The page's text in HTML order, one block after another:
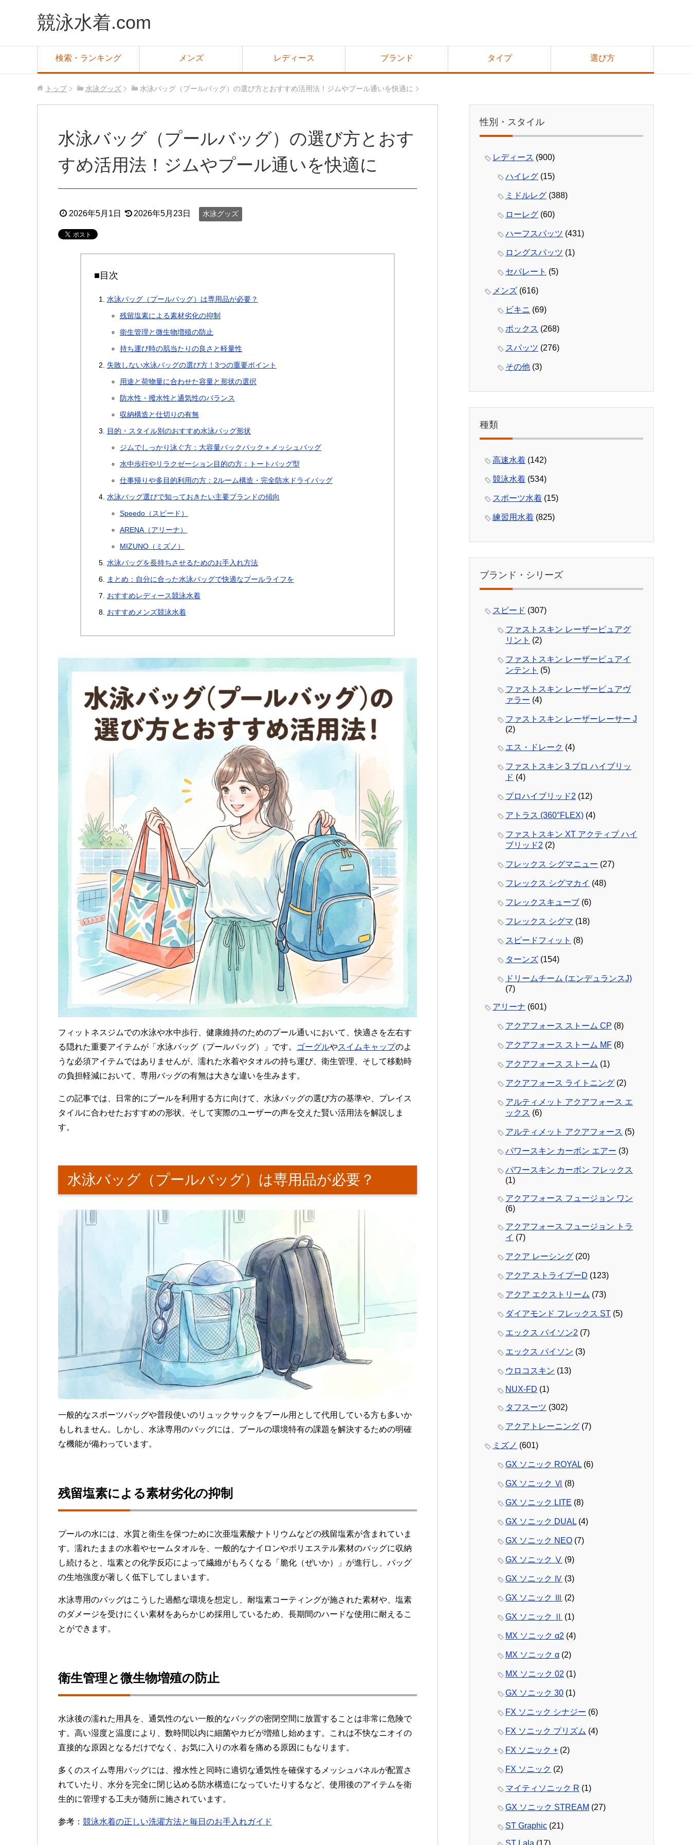
競泳水着.com
検索・ランキング メンズ レディース ブランド タイプ 選び方
トップ 水泳グッズ 水泳バッグ（プールバッグ）の選び方とおすすめ活用法！ジムやプール通いを快適に
水泳バッグ（プールバッグ）の選び方とおす
すめ活用法！ジムやプール通いを快適に
2026年5月1日 2026年5月23日 水泳グッズ
■目次
水泳バッグ（プールバッグ）は専用品が必要？
残留塩素による素材劣化の抑制
衛生管理と微生物増殖の防止
持ち運び時の肌当たりの良さと軽量性
失敗しない水泳バッグの選び方！3つの重要ポイント
用途と荷物量に合わせた容量と形状の選択
防水性・撥水性と通気性のバランス
収納構造と仕切りの有無
目的・スタイル別のおすすめ水泳バッグ形状
ジムでしっかり泳ぐ方：大容量バックパック＋メッシュバッグ
水中歩行やリラクゼーション目的の方：トートバッグ型
仕事帰りや多目的利用の方：2ルーム構造・完全防水ドライバッグ
水泳バッグ選びで知っておきたい主要ブランドの傾向
Speedo（スピード）
ARENA（アリーナ）
MIZUNO（ミズノ）
水泳バッグを長持ちさせるためのお手入れ方法
まとめ：自分に合った水泳バッグで快適なプールライフを
おすすめレディース競泳水着
おすすめメンズ競泳水着
フィットネスジムでの水泳や水中歩行、健康維持のためのプール通いにおいて、快適さを左右す
る隠れた重要アイテムが「水泳バッグ（プールバッグ）」です。
ゴーグルやスイムキャップのよ
うな必須アイテムではありませんが、濡れた水着やタオルの持ち運び、衛生管理、そして移動時
の負担軽減において、専用バッグの有無は大きな違いを生みます。
この記事では、日常的にプールを利用する方に向けて、水泳バッグの選び方の基準や、プレイス
タイルに合わせたおすすめの形状、そして実際のユーザーの声を交えた賢い活用法を解説しま
す。
水泳バッグ（プールバッグ）は専用品が必要？
一般的なスポーツバッグや普段使いのリュックサックをプール用として代用している方も多いか
もしれません。しかし、水泳専用のバッグには、プールの環境特有の課題を解決するための明確
な機能が備わっています。
残留塩素による素材劣化の抑制
プールの水には、水質と衛生を保つために次亜塩素酸ナトリウムなどの残留塩素が含まれていま
す。濡れたままの水着やセームタオルを、一般的なナイロンやポリエステル素材のバッグに収納
し続けると、塩素との化学反応によって繊維がもろくなる「脆化（ぜいか）」が進行し、バッグ
の生地強度が著しく低下してしまいます。
水泳専用のバッグはこうした過酷な環境を想定し、耐塩素コーティングが施された素材や、塩素
のダメージを受けにくい素材をあらかじめ採用しているため、長期間のハードな使用に耐えるこ
とができます。
衛生管理と微生物増殖の防止
水泳後の濡れた用具を、通気性のない一般的なバッグの密閉空間に放置することは非常に危険で
す。高い湿度と温度により、数時間以内に細菌やカビが増殖し始めます。これは不快なニオイの
直接的な原因となるだけでなく、お気に入りの水着を痛める原因にもなります。
多くのスイム専用バッグには、撥水性と同時に適切な通気性を確保するメッシュパネルが配置さ
れていたり、水分を完全に閉じ込める防水構造になっていたりするなど、使用後のアイテムを衛
生的に管理する工夫が随所に施されています。
参考： 競泳水着の正しい洗濯方法と毎日のお手入れガイド
性別・スタイル
レディース (900)
ハイレグ (15)
ミドルレグ (388)
ローレグ (60)
ハーフスパッツ (431)
ロングスパッツ (1)
セパレート (5)
メンズ (616)
ビキニ (69)
ボックス (268)
スパッツ (276)
その他 (3)
種類
高速水着 (142)
競泳水着 (534)
スポーツ水着 (15)
練習用水着 (825)
ブランド・シリーズ
スピード (307)
ファストスキン レーザーピュアグ
リント (2)
ファストスキン レーザーピュアイ
ンテント (5)
ファストスキン レーザーピュアヴ
ァラー (4)
ファストスキン レーザーレーサー J
(2)
エス・ドレーク (4)
ファストスキン 3 プロ ハイブリッ
ド (4)
プロハイブリッド2 (12)
アトラス (360°FLEX) (4)
ファストスキン XT アクティブ ハイ
ブリッド2 (2)
フレックス シグマニュー (27)
フレックス シグマカイ (48)
フレックスキューブ (6)
フレックス シグマ (18)
スピードフィット (8)
ターンズ (154)
ドリームチーム (エンデュランスJ)
(7)
アリーナ (601)
アクアフォース ストーム CP (8)
アクアフォース ストーム MF (8)
アクアフォース ストーム (1)
アクアフォース ライトニング (2)
アルティメット アクアフォース エ
ックス (6)
アルティメット アクアフォース (5)
パワースキン カーボン エアー (3)
パワースキン カーボン フレックス
(1)
アクアフォース フュージョン ワン
(6)
アクアフォース フュージョン トラ
イ (7)
アクア レーシング (20)
アクア ストライプーD (123)
アクア エクストリーム (73)
ダイアモンド フレックス ST (5)
エックス パイソン2 (7)
エックス パイソン (3)
ウロコスキン (13)
NUX-FD (1)
タフスーツ (302)
アクアトレーニング (7)
ミズノ (601)
GX ソニック ROYAL (6)
GX ソニック Ⅵ (8)
GX ソニック LITE (8)
GX ソニック DUAL (4)
GX ソニック NEO (7)
GX ソニック Ⅴ (9)
GX ソニック Ⅳ (3)
GX ソニック Ⅲ (2)
GX ソニック Ⅱ (1)
MX ソニック α2 (4)
MX ソニック α (2)
MX ソニック 02 (1)
GX ソニック 30 (1)
FX ソニック シナジー (6)
FX ソニック プリズム (4)
FX ソニック + (2)
FX ソニック (2)
マイティソニック R (1)
GX ソニック STREAM (27)
ST Graphic (21)